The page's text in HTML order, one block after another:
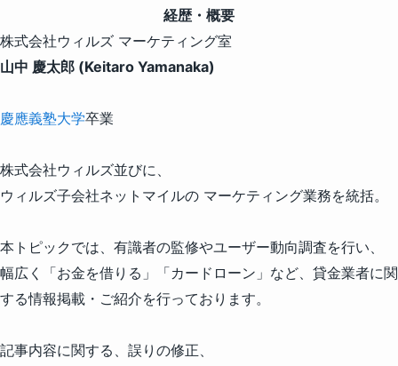
経歴・概要
株式会社ウィルズ マーケティング室
山中 慶太郎 (Keitaro Yamanaka)
慶應義塾大学卒業
株式会社ウィルズ並びに、
ウィルズ子会社ネットマイルの マーケティング業務を統括。
本トピックでは、有識者の監修やユーザー動向調査を行い、
幅広く「お金を借りる」「カードローン」など、貸金業者に関
する情報掲載・ご紹介を行っております。
記事内容に関する、誤りの修正、